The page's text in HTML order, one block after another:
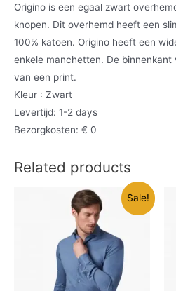
Origino is een egaal zwart
knopen. Dit overhemd heeft een
100% katoen. Origino heeft een
enkele manchetten. De binnenkant
van een print.
Kleur : Zwart
Levertijd: 1-2 days
Bezorgkosten: € 0
Related products
Sale!